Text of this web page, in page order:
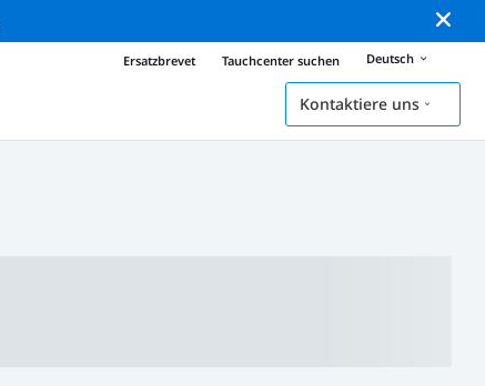
Ersatzbrevet Tauchcenter suchen Deutsch
Kontaktiere uns